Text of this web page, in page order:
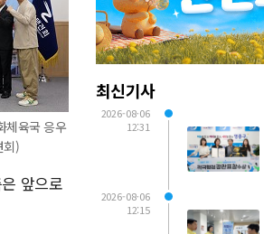
체육국 응우
)
앞으로
최신기사
2026-08-06
12:31
2026-08-06
12:15